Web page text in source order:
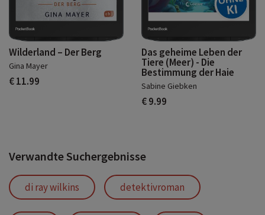
Wilderland – Der Berg
Gina Mayer
€ 11.99
Das geheime Leben der
Tiere (Meer) - Die
Bestimmung der Haie
Sabine Giebken
€ 9.99
Verwandte Suchergebnisse
di ray wilkins detektivroman